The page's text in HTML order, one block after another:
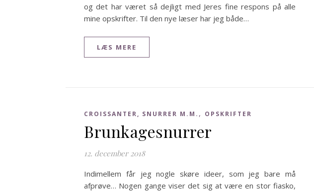
og det har været så dejligt med Jeres fine respons på alle
mine opskrifter. Til den nye læser har jeg både…
LÆS MERE
CROISSANTER, SNURRER M.M. , OPSKRIFTER
Brunkagesnurrer
12. december 2018
Indimellem får jeg nogle skøre ideer, som jeg bare må
afprøve… Nogen gange viser det sig at være en stor fiasko,